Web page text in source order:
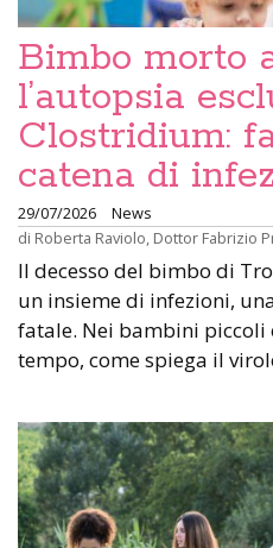
Bimbo morto
l’autopsia
Clostridium:
catena di
29/07/2026
News
di Roberta Raviolo, Dottor Fabrizio
Il decesso del bimbo di
un insieme di infezioni,
fatale. Nei bambini piccoli
tempo, come spiega il